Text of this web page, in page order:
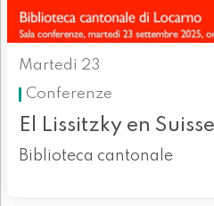
Martedì 23
Conferenze
El Lissitzky en
Biblioteca cantonale